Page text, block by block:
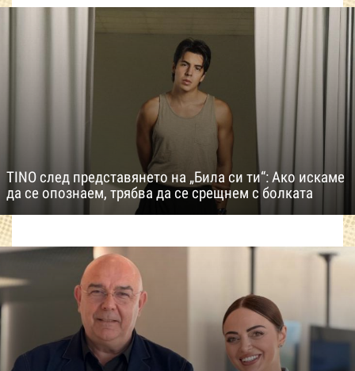
TINO след представянето на „Била си ти“: Ако искаме
да се опознаем, трябва да се срещнем с болката